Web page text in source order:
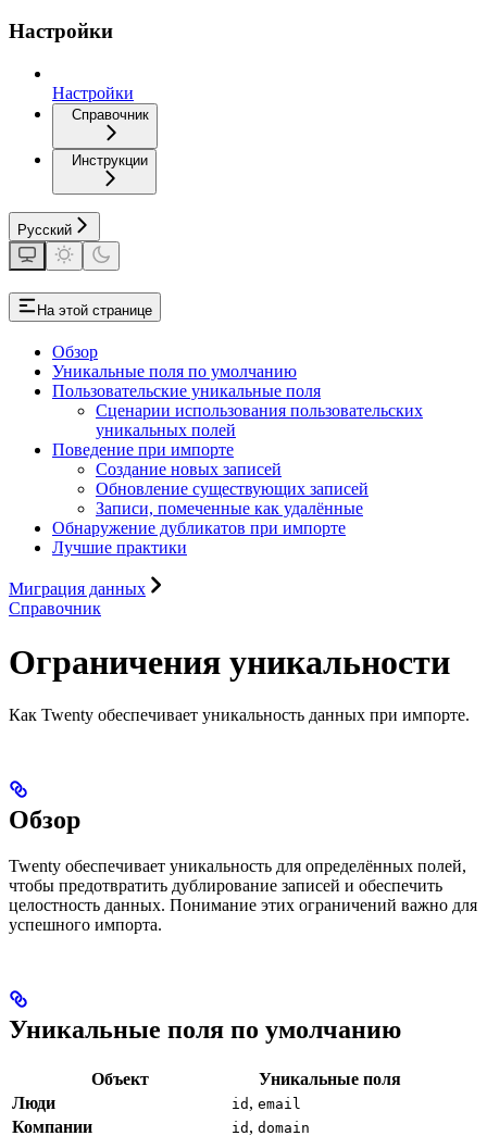
Настройки
Настройки
Справочник
Инструкции
Русский
На этой странице
Обзор
Уникальные поля по умолчанию
Пользовательские уникальные поля
Сценарии использования пользовательских
уникальных полей
Поведение при импорте
Создание новых записей
Обновление существующих записей
Записи, помеченные как удалённые
Обнаружение дубликатов при импорте
Лучшие практики
Миграция данных
Справочник
Ограничения уникальности
Как Twenty обеспечивает уникальность данных при импорте.
Обзор
Twenty обеспечивает уникальность для определённых полей,
чтобы предотвратить дублирование записей и обеспечить
целостность данных. Понимание этих ограничений важно для
успешного импорта.
Уникальные поля по умолчанию
Объект
Уникальные поля
Люди
id , email
Компании id , domain